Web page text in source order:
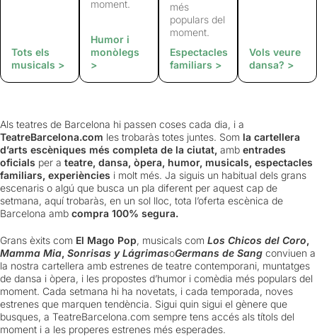
Tots els
musicals >
moment.
Humor i
monòlegs
>
més
populars del
moment.
Espectacles
familiars >
Vols veure
dansa? >
Als teatres de Barcelona hi passen coses cada dia, i a
TeatreBarcelona.com les trobaràs totes juntes. Som la cartellera
d’arts escèniques més completa de la ciutat, amb entrades
oficials per a teatre, dansa, òpera, humor, musicals, espectacles
familiars, experiències i molt més. Ja siguis un habitual dels grans
escenaris o algú que busca un pla diferent per aquest cap de
setmana, aquí trobaràs, en un sol lloc, tota l’oferta escènica de
Barcelona amb compra 100% segura.
Grans èxits com El Mago Pop, musicals com Los Chicos del Coro,
Mamma Mia, Sonrisas y LágrimasoGermans de Sang conviuen a
la nostra cartellera amb estrenes de teatre contemporani, muntatges
de dansa i òpera, i les propostes d’humor i comèdia més populars del
moment. Cada setmana hi ha novetats, i cada temporada, noves
estrenes que marquen tendència. Sigui quin sigui el gènere que
busques, a TeatreBarcelona.com sempre tens accés als títols del
moment i a les properes estrenes més esperades.